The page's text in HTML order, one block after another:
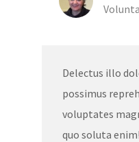
Delectus illo
possimus
voluptates
quo soluta